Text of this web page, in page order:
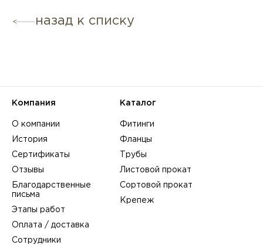
назад к списку
Компания
О компании
История
Сертификаты
Отзывы
Благодарственные
письма
Этапы работ
Оплата / доставка
Сотрудники
Каталог
Фитинги
Фланцы
Трубы
Листовой прокат
Сортовой прокат
Крепеж